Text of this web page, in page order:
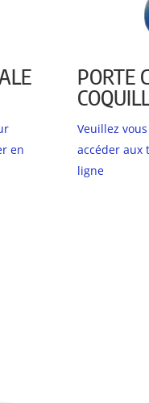
en
PORTE
Veuillez
accéder aux
ligne